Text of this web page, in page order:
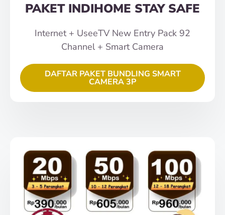
PAKET INDIHOME STAY SAFE
Internet + UseeTV New Entry Pack 92
Channel + Smart Camera
DAFTAR PAKET BUNDLING SMART
CAMERA 3P